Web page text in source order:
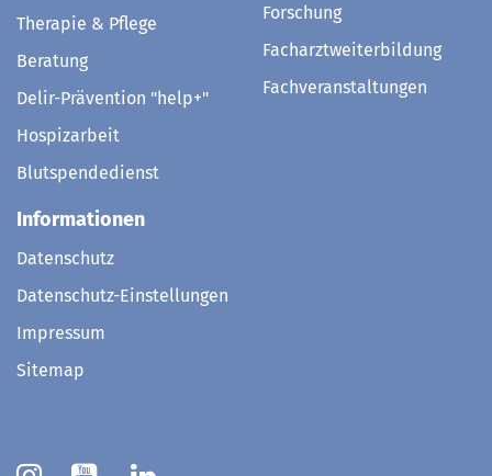
Therapie & Pflege
Beratung
Delir-Prävention "help+"
Hospizarbeit
Blutspendedienst
Forschung
Facharztweiterbildung
Fachveranstaltungen
Informationen
Datenschutz
Datenschutz-Einstellungen
Impressum
Sitemap